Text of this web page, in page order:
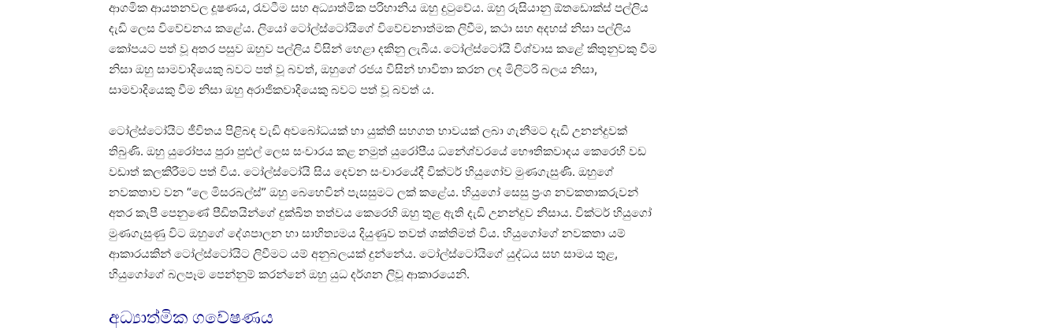
ආගමික ආයතනවල දූෂණය, රැවටීම සහ අධ්‍යාත්මික පරිහානිය ඔහු දුටුවේය. ඔහු රුසියානු ඕතඩොක්ස් පල්ලිය
දැඩි ලෙස විවේචනය කළේය. ලියෝ ටෝල්ස්ටෝයිගේ විවේචනාත්මක ලිවීම, කථා සහ අදහස් නිසා පල්ලිය
කෝපයට පත් වූ අතර පසුව ඔහුව පල්ලිය විසින් හෙළා දකිනු ලැබීය. ටෝල්ස්ටෝයි විශ්වාස කළේ කිතුනුවකු වීම
නිසා ඔහු සාමවාදියෙකු බවට පත් වූ බවත්, ඔහුගේ රජය විසින් භාවිතා කරන ලද මිලිටරි බලය නිසා,
සාමවාදියෙකු වීම නිසා ඔහු අරාජිකවාදියෙකු බවට පත් වූ බවත් ය.
ටෝල්ස්ටෝයිට ජීවිතය පිළිබඳ වැඩි අවබෝධයක් හා යුක්ති සහගත භාවයක් ලබා ගැනීමට දැඩි උනන්දුවක්
තිබුණි. ඔහු යුරෝපය පුරා පුළුල් ලෙස සංචාරය කළ නමුත් යුරෝපීය ධනේශ්වරයේ භෞතිකවාදය කෙරෙහි වඩ
වඩාත් කලකිරීමට පත් විය. ටෝල්ස්ටෝයි සිය දෙවන සංචාරයේදී වික්ටර් හියුගෝව මුණගැසුණි. ඔහුගේ
නවකතාව වන “ලෙ මිසරබල්ස්” ඔහු බෙහෙවින් පැසසුමට ලක් කළේය. හියුගෝ සෙසු ප්‍රංශ නවකතාකරුවන්
අතර කැපී පෙනුණේ පීඩිතයින්ගේ දුක්ඛිත තත්වය කෙරෙහි ඔහු තුළ ඇති දැඩි උනන්දුව නිසාය. වික්ටර් හියුගෝ
මුණගැසුණු විට ඔහුගේ දේශපාලන හා සාහිත්‍යමය දියුණුව තවත් ශක්තිමත් විය. හියුගෝගේ නවකතා යම්
ආකාරයකින් ටෝල්ස්ටෝයිට ලිවීමට යම් අනුබලයක් දුන්නේය. ටෝල්ස්ටෝයිගේ යුද්ධය සහ සාමය තුළ,
හියුගෝගේ බලපෑම පෙන්නුම් කරන්නේ ඔහු යුධ දර්ශන ලිවූ ආකාරයෙනි.
අධ්‍යාත්මික ගවේෂණය